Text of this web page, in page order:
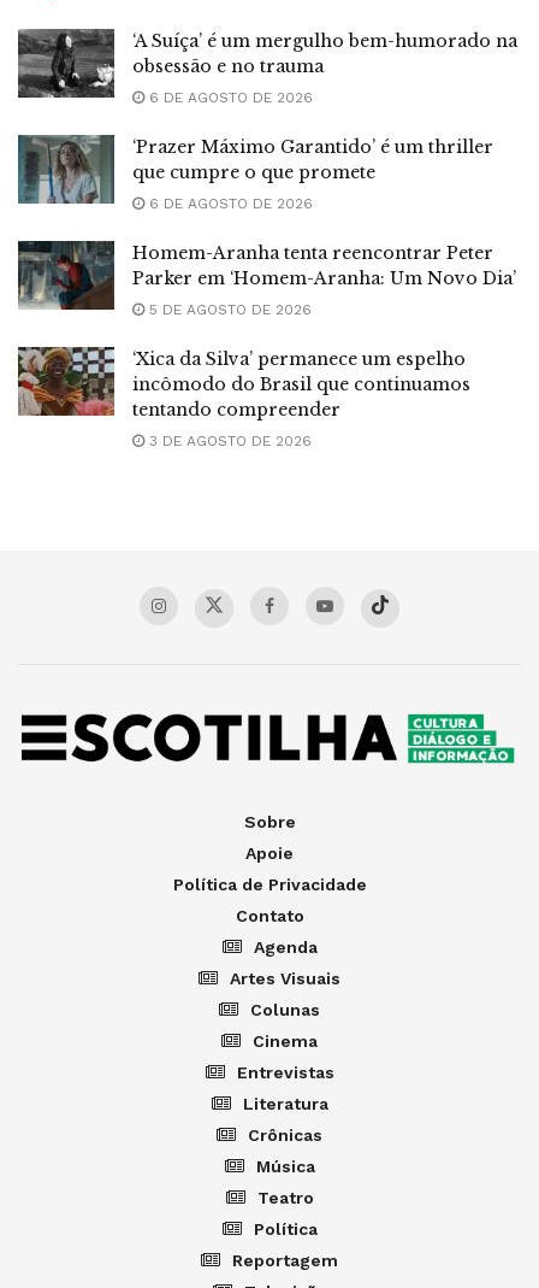
‘A Suíça’ é um mergulho bem-humorado na
obsessão e no trauma
6 DE AGOSTO DE 2026
‘Prazer Máximo Garantido’ é um thriller
que cumpre o que promete
6 DE AGOSTO DE 2026
Homem-Aranha tenta reencontrar Peter
Parker em ‘Homem-Aranha: Um Novo Dia’
5 DE AGOSTO DE 2026
‘Xica da Silva’ permanece um espelho
incômodo do Brasil que continuamos
tentando compreender
3 DE AGOSTO DE 2026
Sobre
Apoie
Política de Privacidade
Contato
Agenda
Artes Visuais
Colunas
Cinema
Entrevistas
Literatura
Crônicas
Música
Teatro
Política
Reportagem